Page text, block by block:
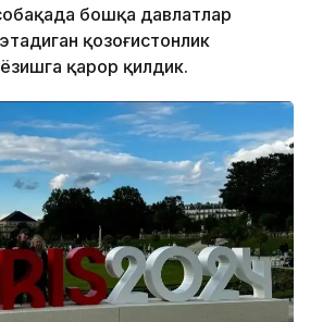
бошқа давлатлар
қозоғистонлик
қарор қилдик.